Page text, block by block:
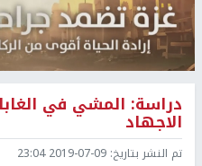
دراسة: المشي في
الاجهاد
تم النشر بتاريخ: 2019-07-09 23:04